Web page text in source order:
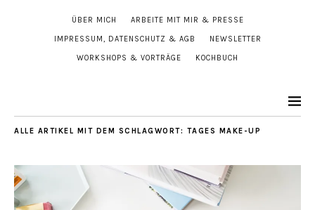
ÜBER MICH ARBEITE MIT MIR & PRESSE
IMPRESSUM, DATENSCHUTZ & AGB NEWSLETTER
WORKSHOPS & VORTRÄGE KOCHBUCH
ALLE ARTIKEL MIT DEM SCHLAGWORT: TAGES MAKE-UP